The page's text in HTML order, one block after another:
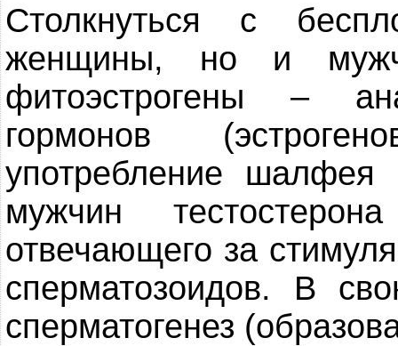
Столкнуться с
женщины, но и
фитоэстрогены –
гормонов
употребление шалфея
мужчин
отвечающего за
сперматозоидов. В
сперматогенез